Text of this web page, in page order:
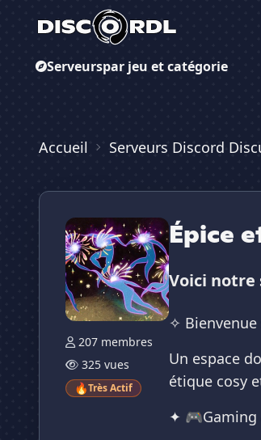
Serveurspar jeu et catégorie
Accueil Serveurs Discord
207 membres
325 vues
🔥Très Actif
Épice
Voici notre
✧
Un espace
étique cosy
✦ 🎮Gaming